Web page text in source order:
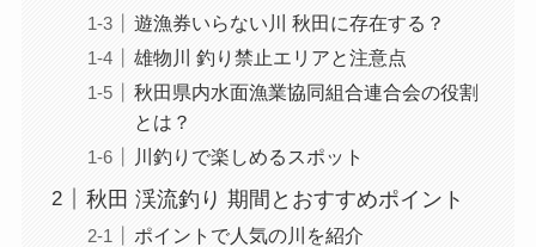
遊漁券いらない川 秋田に存在する？
雄物川 釣り禁止エリアと注意点
秋田県内水面漁業協同組合連合会の役割
とは？
川釣りで楽しめるスポット
秋田 渓流釣り 期間とおすすめポイント
ポイントで人気の川を紹介